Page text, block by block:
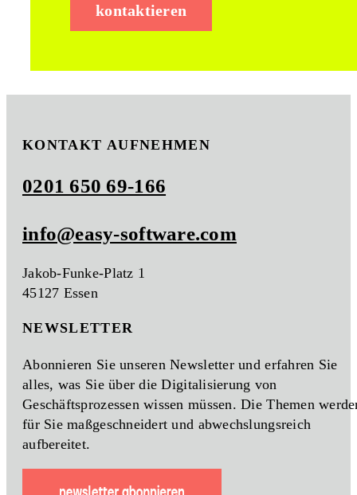
kontaktieren
KONTAKT AUFNEHMEN
0201 650 69-166
info@easy-software.com
Jakob-Funke-Platz 1
45127 Essen
NEWSLETTER
Abonnieren Sie unseren Newsletter und erfahren Sie
alles, was Sie über die Digitalisierung von
Geschäftsprozessen wissen müssen. Die Themen
für Sie maßgeschneidert und abwechslungsreich
aufbereitet.